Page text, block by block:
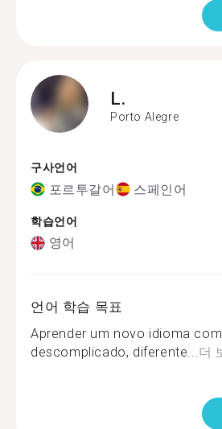
L.
Porto Alegre
구사언어
포르투갈어 스페인어
학습언어
영어
언어 학습 목표
Aprender um novo idioma
descomplicado, diferente...더